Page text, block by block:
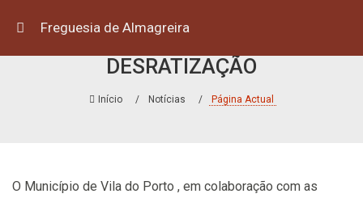
DESRATIZAÇÃO
Início Notícias Página Actual
O Município de Vila do Porto , em colaboração com as
Freguesia de Almagreira